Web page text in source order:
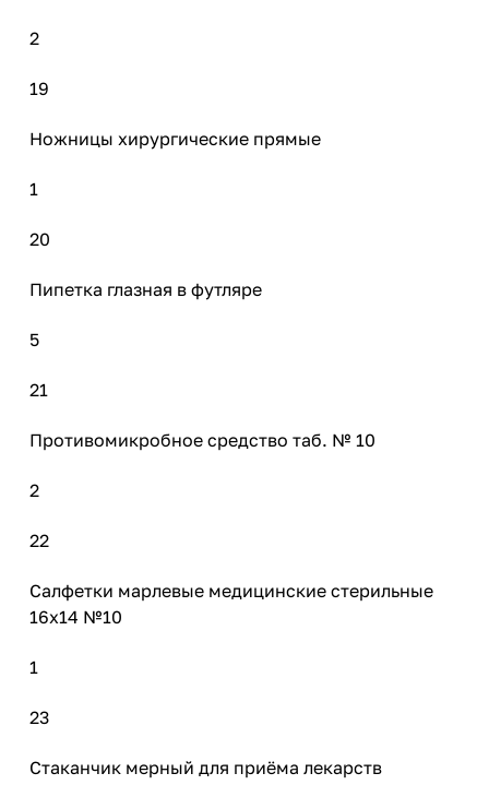
2
19
Ножницы хирургические прямые
1
20
Пипетка глазная в футляре
5
21
Противомикробное средство таб. № 10
2
22
Салфетки марлевые медицинские стерильные
16х14 №10
1
23
Стаканчик мерный для приёма лекарств